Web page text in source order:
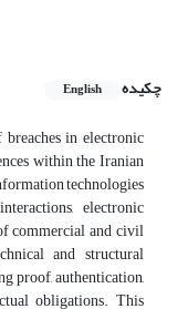
چکیده
English
in electronic
within the Iranian
technologies
electronic
commercial and civil
and structural
proof, authentication,
obligations. This